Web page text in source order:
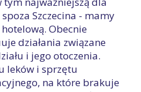
Szczecina - mamy
Obecnie
działania związane
i jego otoczenia.
leków i sprzętu
na które brakuje